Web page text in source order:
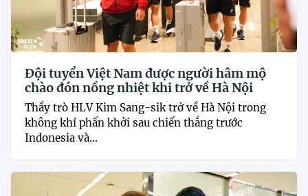
Đội tuyển Việt Nam được người hâm mộ
chào đón nồng nhiệt khi trở về Hà Nội
Thầy trò HLV Kim Sang-sik trở về Hà Nội trong
không khí phấn khởi sau chiến thắng trước
Indonesia và...